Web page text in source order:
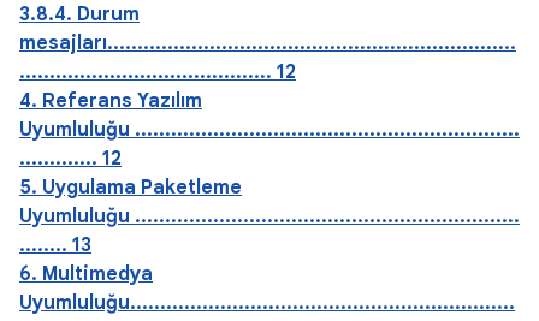
3.8.4. Durum
mesajları....................................................................
.......................................... 12
4. Referans Yazılım
Uyumluluğu ................................................................
............. 12
5. Uygulama Paketleme
Uyumluluğu ................................................................
........ 13
6. Multimedya
Uyumluluğu................................................................